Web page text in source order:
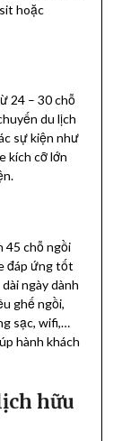
hoặc
24 – 30 chỗ
du lịch
sự kiện như
kích cỡ lớn
45 chỗ ngồi
đáp ứng tốt
ngày dành
ghế ngồi,
sạc, wifi,…
hành khách
hữu